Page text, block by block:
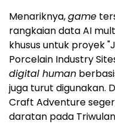
Menariknya,game
rangkaian data AI
khusus untuk proyek
Porcelain Industry
digital human
juga turut digunakan.
Craft Adventure
daratan pada